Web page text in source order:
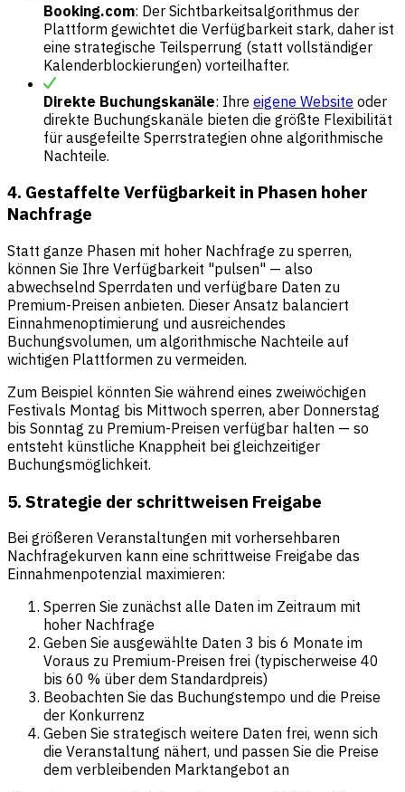
Booking.com: Der Sichtbarkeitsalgorithmus der
Plattform gewichtet die Verfügbarkeit stark, daher ist
eine strategische Teilsperrung (statt vollständiger
Kalenderblockierungen) vorteilhafter.
Direkte Buchungskanäle: Ihre eigene Website oder
direkte Buchungskanäle bieten die größte Flexibilität
für ausgefeilte Sperrstrategien ohne algorithmische
Nachteile.
4. Gestaffelte Verfügbarkeit in Phasen hoher
Nachfrage
Statt ganze Phasen mit hoher Nachfrage zu sperren,
können Sie Ihre Verfügbarkeit "pulsen" — also
abwechselnd Sperrdaten und verfügbare Daten zu
Premium-Preisen anbieten. Dieser Ansatz balanciert
Einnahmenoptimierung und ausreichendes
Buchungsvolumen, um algorithmische Nachteile auf
wichtigen Plattformen zu vermeiden.
Zum Beispiel könnten Sie während eines zweiwöchigen
Festivals Montag bis Mittwoch sperren, aber Donnerstag
bis Sonntag zu Premium-Preisen verfügbar halten — so
entsteht künstliche Knappheit bei gleichzeitiger
Buchungsmöglichkeit.
5. Strategie der schrittweisen Freigabe
Bei größeren Veranstaltungen mit vorhersehbaren
Nachfragekurven kann eine schrittweise Freigabe das
Einnahmenpotenzial maximieren:
Sperren Sie zunächst alle Daten im Zeitraum mit
hoher Nachfrage
Geben Sie ausgewählte Daten 3 bis 6 Monate im
Voraus zu Premium-Preisen frei (typischerweise 40
bis 60 % über dem Standardpreis)
Beobachten Sie das Buchungstempo und die Preise
der Konkurrenz
Geben Sie strategisch weitere Daten frei, wenn sich
die Veranstaltung nähert, und passen Sie die Preise
dem verbleibenden Marktangebot an